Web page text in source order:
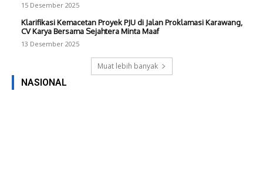
15 Desember 2025
Klarifikasi Kemacetan Proyek PJU di Jalan Proklamasi Karawang,
CV Karya Bersama Sejahtera Minta Maaf
13 Desember 2025
Muat lebih banyak
NASIONAL